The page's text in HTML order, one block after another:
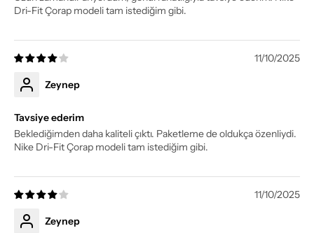
Dri-Fit Çorap modeli tam istediğim gibi.
11/10/2025
Zeynep
Tavsiye ederim
Beklediğimden daha kaliteli çıktı. Paketleme de oldukça özenliydi.
Nike Dri-Fit Çorap modeli tam istediğim gibi.
11/10/2025
Zeynep